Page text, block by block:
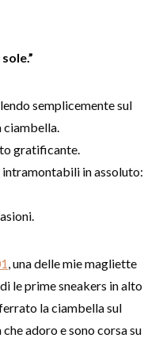
semplicemente sul
ciambella.
gratificante.
in assoluto:
, una delle mie magliette
le prime sneakers in alto
la ciambella sul
adoro e sono corsa su